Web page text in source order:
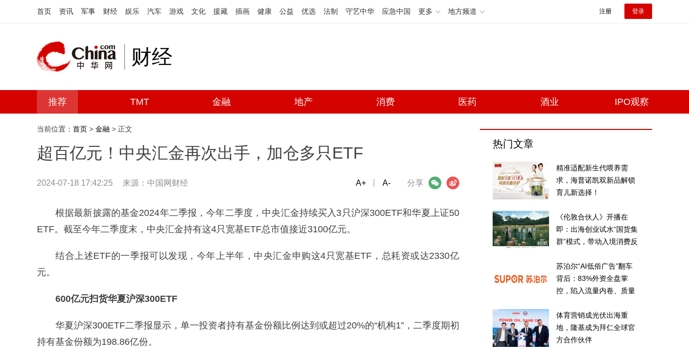
首页 资讯 军事 财经 娱乐 汽车 游戏 文化 援藏 插画 健康 公益 优选 法制 守艺中华 应急中国 更多 地方频道 注册 登录
财经
推荐 TMT 金融 地产 消费 医药 酒业 IPO观察
当前位置： 首页 > 金融 > 正文
超百亿元！中央汇金再次出手，加仓多只ETF
2024-07-18 17:42:25 来源：中国网财经 分享
微信 微博
A+ A-
根据最新披露的基金2024年二季报，今年二季度，中央汇金持续买入3只沪深300ETF和华夏上证50
ETF。截至今年二季度末，中央汇金持有这4只宽基ETF总市值接近3100亿元。
结合上述ETF的一季报可以发现，今年上半年，中央汇金申购这4只宽基ETF，总耗资或达2330亿
元。
600亿元扫货华夏沪深300ETF
华夏沪深300ETF二季报显示，单一投资者持有基金份额比例达到或超过20%的“机构1”，二季度期初
持有基金份额为198.86亿份。
热门文章
精准适配新生代喂养需
求，海普诺凯双新品解锁
育儿新选择！
《伦敦合伙人》开播在
即：出海创业试水“国货集
群”模式，带动入境消费反
苏泊尔“AI低俗广告”翻车
背后：83%外资全盘掌
控，陷入流量内卷、质量
体育营销成光伏出海重
地，隆基成为拜仁全球官
方合作伙伴